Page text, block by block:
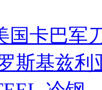
国卡巴军
斯基兹利